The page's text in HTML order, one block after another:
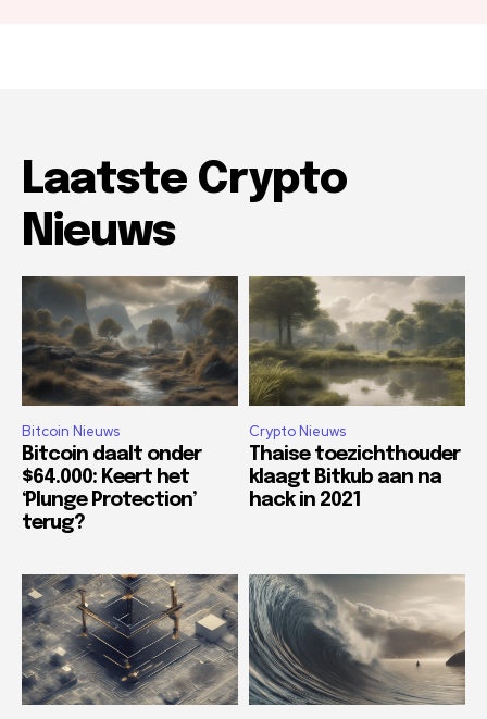
Laatste Crypto
Nieuws
Bitcoin Nieuws
Bitcoin daalt onder
$64.000: Keert het
‘Plunge Protection’
terug?
Crypto Nieuws
Thaise toezichthouder
klaagt Bitkub aan na
hack in 2021